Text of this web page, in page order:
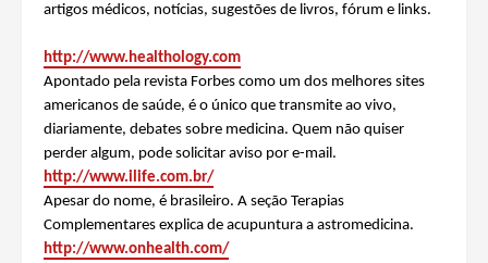
artigos médicos, notícias, sugestões de livros, fórum e links.
http://www.healthology.com
Apontado pela revista Forbes como um dos melhores sites
americanos de saúde, é o único que transmite ao vivo,
diariamente, debates sobre medicina. Quem não quiser
perder algum, pode solicitar aviso por e-mail.
http://www.ilife.com.br/
Apesar do nome, é brasileiro. A seção Terapias
Complementares explica de acupuntura a astromedicina.
http://www.onhealth.com/